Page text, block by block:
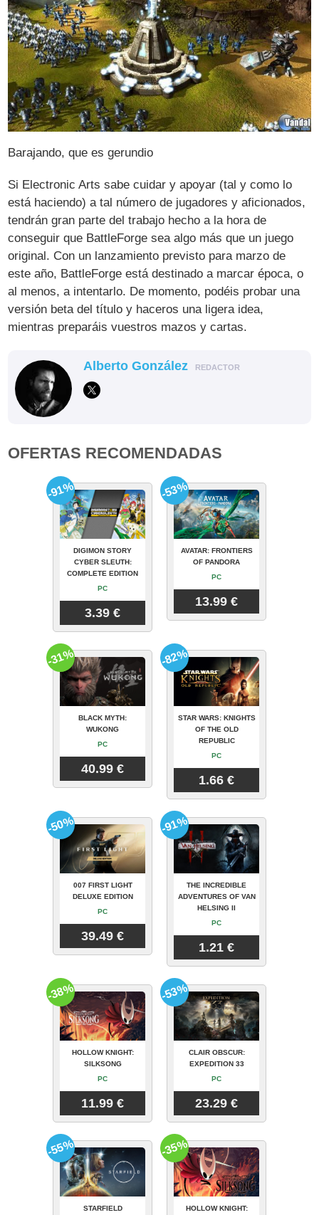
Barajando, que es gerundio
Si Electronic Arts sabe cuidar y apoyar (tal y como lo
está haciendo) a tal número de jugadores y aficionados,
tendrán gran parte del trabajo hecho a la hora de
conseguir que BattleForge sea algo más que un juego
original. Con un lanzamiento previsto para marzo de
este año, BattleForge está destinado a marcar época, o
al menos, a intentarlo. De momento, podéis probar una
versión beta del título y haceros una ligera idea,
mientras preparáis vuestros mazos y cartas.
Alberto González REDACTOR
OFERTAS RECOMENDADAS
DIGIMON STORY
CYBER SLEUTH:
COMPLETE EDITION
PC
3.39 €
-91%
AVATAR: FRONTIERS
OF PANDORA
PC
13.99 €
-53%
BLACK MYTH:
WUKONG
PC
40.99 €
-31%
STAR WARS: KNIGHTS
OF THE OLD
REPUBLIC
PC
1.66 €
-82%
007 FIRST LIGHT
DELUXE EDITION
PC
39.49 €
-50%
THE INCREDIBLE
ADVENTURES OF VAN
HELSING II
PC
1.21 €
-91%
HOLLOW KNIGHT:
SILKSONG
PC
11.99 €
-38%
CLAIR OBSCUR:
EXPEDITION 33
PC
23.29 €
-53%
STARFIELD
-55%
HOLLOW KNIGHT:
-35%